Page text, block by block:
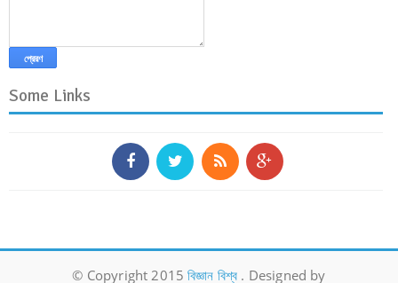
Some Links
© Copyright 2015বিজ্ঞান বিশ্ব . Designed by